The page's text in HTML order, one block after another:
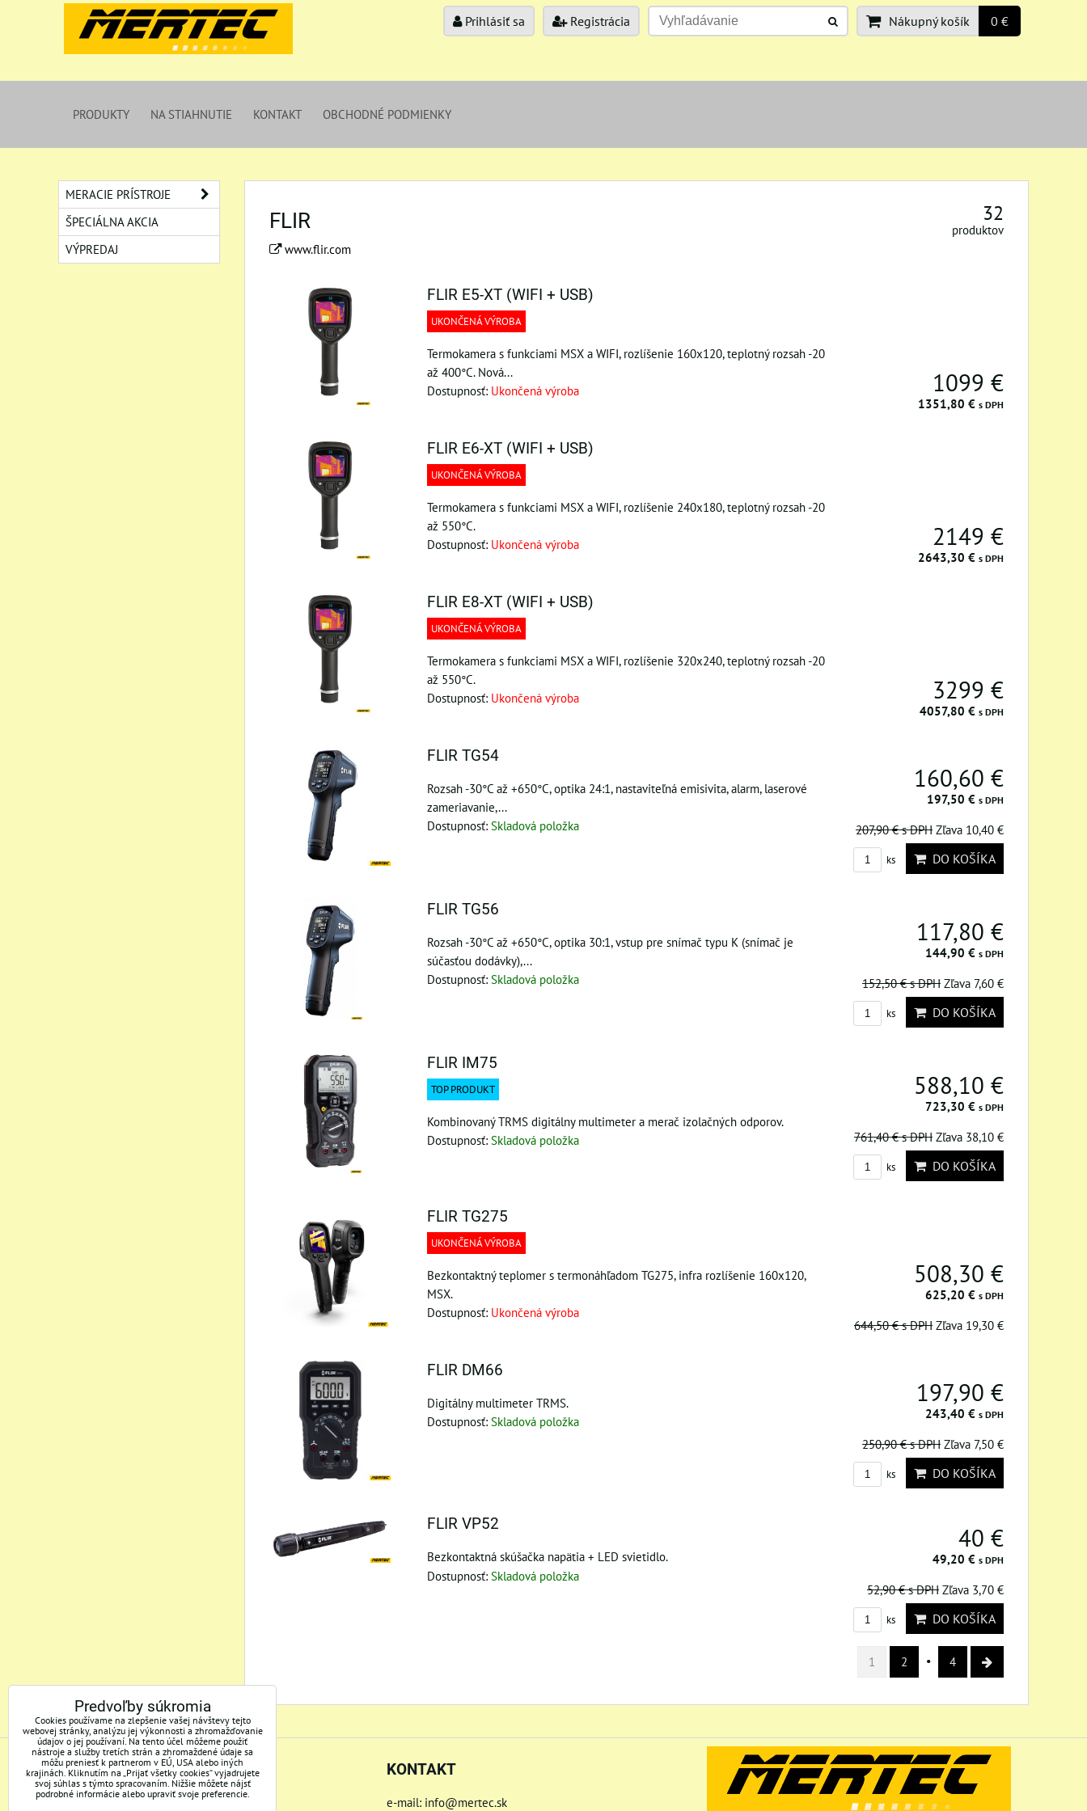
Prihlásiť sa Registrácia Nákupný košík 0 €
PRODUKTY NA STIAHNUTIE KONTAKT OBCHODNÉ PODMIENKY
FLIR
www.flir.com
32
produktov
FLIR E5-XT (WIFI + USB)
UKONČENÁ VÝROBA
Termokamera s funkciami MSX a WIFI, rozlíšenie 160x120, teplotný rozsah -20
až 400°C. Nová...
Dostupnosť: Ukončená výroba 1099 €
1351,80 € s DPH
FLIR E6-XT (WIFI + USB)
UKONČENÁ VÝROBA
Termokamera s funkciami MSX a WIFI, rozlíšenie 240x180, teplotný rozsah -20
až 550°C.
Dostupnosť: Ukončená výroba 2149 €
2643,30 € s DPH
FLIR E8-XT (WIFI + USB)
UKONČENÁ VÝROBA
Termokamera s funkciami MSX a WIFI, rozlíšenie 320x240, teplotný rozsah -20
až 550°C.
Dostupnosť: Ukončená výroba 3299 €
4057,80 € s DPH
FLIR TG54
Rozsah -30°C až +650°C, optika 24:1, nastaviteľná emisivita, alarm, laserové
zameriavanie,...
Dostupnosť: Skladová položka
160,60 €
197,50 € s DPH
207,90 €s DPH Zľava 10,40 €
ks DO KOŠÍKA
FLIR TG56
Rozsah -30°C až +650°C, optika 30:1, vstup pre snímač typu K (snímač je
súčasťou dodávky),...
Dostupnosť: Skladová položka
117,80 €
144,90 € s DPH
152,50 €s DPH Zľava 7,60 €
ks DO KOŠÍKA
FLIR IM75
TOP PRODUKT
Kombinovaný TRMS digitálny multimeter a merač izolačných odporov.
Dostupnosť: Skladová položka
588,10 €
723,30 € s DPH
761,40 €s DPH Zľava 38,10 €
ks DO KOŠÍKA
FLIR TG275
UKONČENÁ VÝROBA
Bezkontaktný teplomer s termonáhľadom TG275, infra rozlíšenie 160x120,
MSX.
Dostupnosť: Ukončená výroba
508,30 €
625,20 € s DPH
644,50 €s DPH Zľava 19,30 €
FLIR DM66
Digitálny multimeter TRMS.
Dostupnosť: Skladová položka
197,90 €
243,40 € s DPH
250,90 €s DPH Zľava 7,50 €
ks DO KOŠÍKA
FLIR VP52
Bezkontaktná skúšačka napätia + LED svietidlo.
Dostupnosť: Skladová položka
40 €
49,20 € s DPH
52,90 €s DPH Zľava 3,70 €
ks DO KOŠÍKA
1 2 4
MERACIE PRÍSTROJE
ŠPECIÁLNA AKCIA
VÝPREDAJ
ADRESA
Mertec, s.r.o.
KONTAKT
e-mail: info@mertec.sk
Predvoľby súkromia
Cookies používame na zlepšenie vašej návštevy tejto
webovej stránky, analýzu jej výkonnosti a zhromažďovanie
údajov o jej používaní. Na tento účel môžeme použiť
nástroje a služby tretích strán a zhromaždené údaje sa
môžu preniesť k partnerom v EÚ, USA alebo iných
krajinách. Kliknutím na „Prijať všetky cookies“ vyjadrujete
svoj súhlas s týmto spracovaním. Nižšie môžete nájsť
podrobné informácie alebo upraviť svoje preferencie.